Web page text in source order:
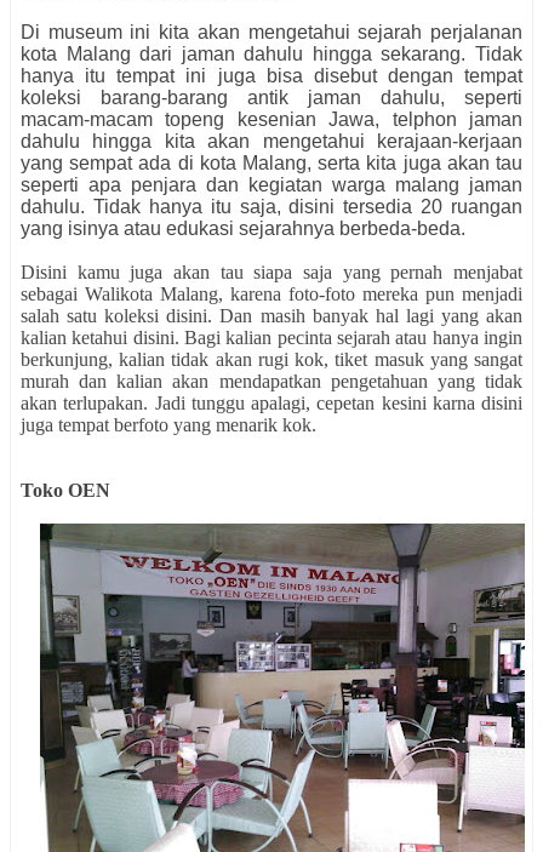
Di museum ini kita akan mengetahui sejarah perjalanan
kota Malang dari jaman dahulu hingga sekarang. Tidak
hanya itu tempat ini juga bisa disebut dengan tempat
koleksi barang-barang antik jaman dahulu, seperti
macam-macam topeng kesenian Jawa, telphon jaman
dahulu hingga kita akan mengetahui kerajaan-kerjaan
yang sempat ada di kota Malang, serta kita juga akan tau
seperti apa penjara dan kegiatan warga malang jaman
dahulu. Tidak hanya itu saja, disini tersedia 20 ruangan
yang isinya atau edukasi sejarahnya berbeda-beda.
Disini kamu juga akan tau siapa saja yang pernah menjabat
sebagai Walikota Malang, karena foto-foto mereka pun menjadi
salah satu koleksi disini. Dan masih banyak hal lagi yang akan
kalian ketahui disini. Bagi kalian pecinta sejarah atau hanya ingin
berkunjung, kalian tidak akan rugi kok, tiket masuk yang sangat
murah dan kalian akan mendapatkan pengetahuan yang tidak
akan terlupakan. Jadi tunggu apalagi, cepetan kesini karna disini
juga tempat berfoto yang menarik kok.
Toko OEN